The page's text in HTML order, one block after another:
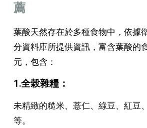
薦
葉酸天然存在於多種食物中，依據
分資料庫所提供資訊，富含葉酸的
元，包含：
1.全榖雜糧：
未精緻的糙米、薏仁、綠豆、紅豆
等。